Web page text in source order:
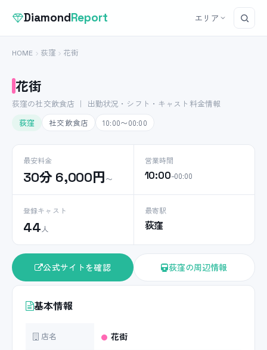
DiamondReport エリア
HOME 荻窪 花街
花街
荻窪の社交飲食店 ｜ 出勤状況・シフト・キャスト料金情報
荻窪
社交飲食店 10:00〜00:00
最安料金
30分 6,000円〜
営業時間
10:00–00:00
登録キャスト
44 人
最寄駅
荻窪
公式サイトを確認 荻窪の周辺情報
基本情報
店名 花街